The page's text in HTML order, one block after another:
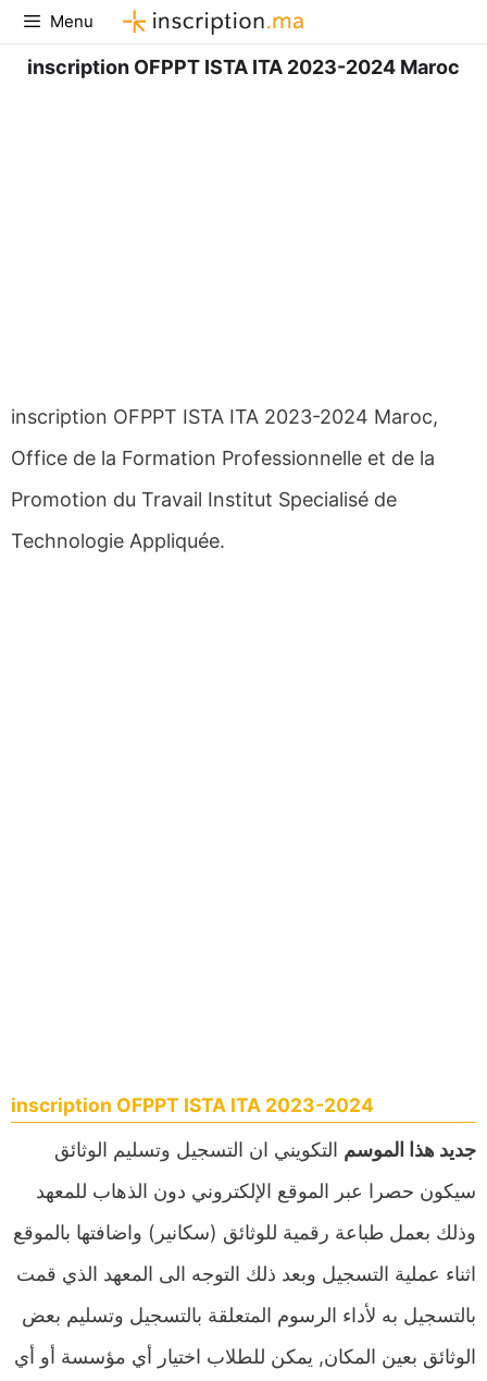
Aller
au
contenu
Menu
inscription OFPPT ISTA ITA 2023-2024 Maroc
inscription OFPPT ISTA ITA 2023-2024 Maroc,
Office de la Formation Professionnelle et de la
Promotion du Travail Institut Specialisé de
Technologie Appliquée.
inscription OFPPT ISTA ITA 2023-2024
جديد هذا الموسم التكويني ان التسجيل وتسليم الوثائق
سيكون حصرا عبر الموقع الإلكتروني دون الذهاب للمعهد
وذلك بعمل طباعة رقمية للوثائق (سكانير) واضافتها بالموقع
اثناء عملية التسجيل وبعد ذلك التوجه الى المعهد الذي قمت
بالتسجيل به لأداء الرسوم المتعلقة بالتسجيل وتسليم بعض
الوثائق بعين المكان, يمكن للطلاب اختيار أي مؤسسة أو أي